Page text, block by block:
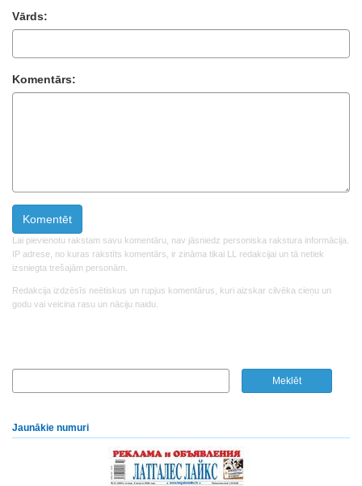
Vārds:
Komentārs:
Lai pievienotu rakstam savu komentāru, nav jāsniedz personiska rakstura informācija.
IP adrese, no kuras rakstīts komentārs, ir zināma tikai LL redakcijai un tā netiek
izsniegta trešajām personām.
Redakcija izdzēsīs neētiskus un rupjus komentārus, kuri aizskar cilvēka cieņu un
godu vai veicina rasu un nāciju naidu.
Jaunākie numuri